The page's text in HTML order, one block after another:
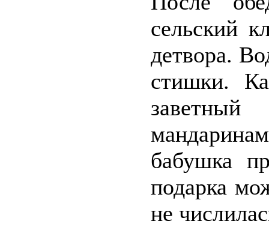
сельский
детвора.
стишки.
бабушка
подарка
не